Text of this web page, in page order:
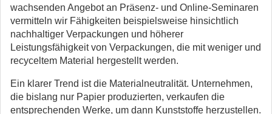
wachsenden Angebot an Präsenz- und Online-Seminaren
vermitteln wir Fähigkeiten beispielsweise hinsichtlich
nachhaltiger Verpackungen und höherer
Leistungsfähigkeit von Verpackungen, die mit weniger und
recyceltem Material hergestellt werden.
Ein klarer Trend ist die Materialneutralität. Unternehmen,
die bislang nur Papier produzierten, verkaufen die
entsprechenden Werke, um dann Kunststoffe herzustellen.